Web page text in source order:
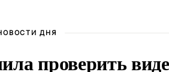
ДНЯ
проверить